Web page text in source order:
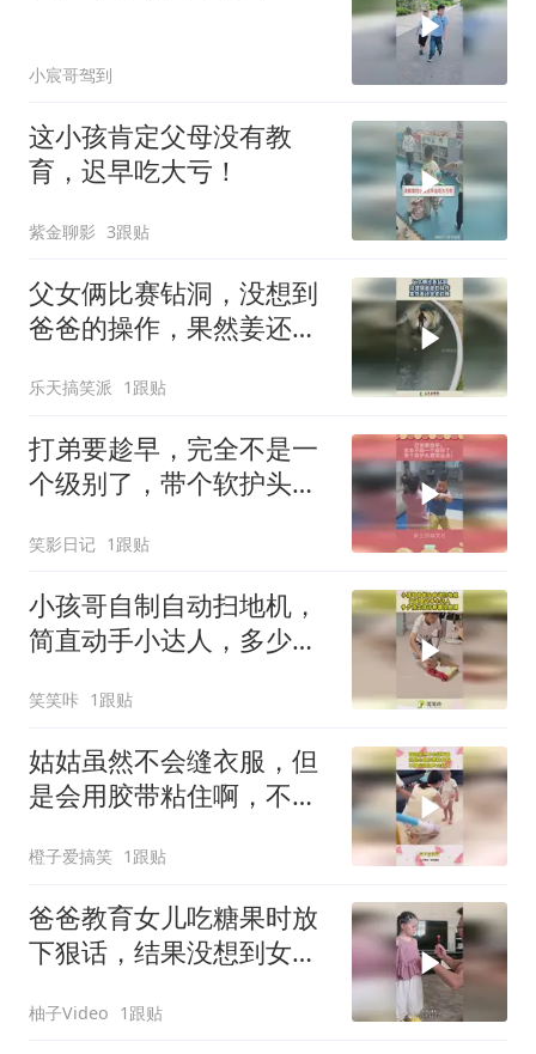
小宸哥驾到
这小孩肯定父母没有教
育，迟早吃大亏！
紫金聊影 3跟贴
父女俩比赛钻洞，没想到
爸爸的操作，果然姜还是
乐天搞笑派 1跟贴
打弟要趁早，完全不是一
个级别了，带个软护头更
笑影日记 1跟贴
小孩哥自制自动扫地机，
简直动手小达人，多少顶
笑笑咔 1跟贴
姑姑虽然不会缝衣服，但
是会用胶带粘住啊，不像
橙子爱搞笑 1跟贴
爸爸教育女儿吃糖果时放
下狠话，结果没想到女儿
这思维逻辑反应能力不得
柚子Video 1跟贴